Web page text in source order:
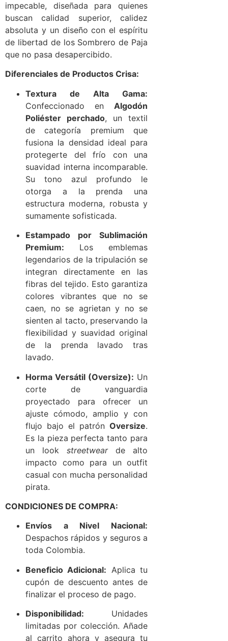
impecable, diseñada para quienes
buscan calidad superior, calidez
absoluta y un diseño con el espíritu
de libertad de los Sombrero de Paja
que no pasa desapercibido.
Diferenciales de Productos Crisa:
Textura de Alta Gama:
Confeccionado en Algodón
Poliéster perchado, un textil
de categoría premium que
fusiona la densidad ideal para
protegerte del frío con una
suavidad interna incomparable.
Su tono azul profundo le
otorga a la prenda una
estructura moderna, robusta y
sumamente sofisticada.
Estampado por Sublimación
Premium: Los emblemas
legendarios de la tripulación se
integran directamente en las
fibras del tejido. Esto garantiza
colores vibrantes que no se
caen, no se agrietan y no se
sienten al tacto, preservando la
flexibilidad y suavidad original
de la prenda lavado tras
lavado.
Horma Versátil (Oversize): Un
corte de vanguardia
proyectado para ofrecer un
ajuste cómodo, amplio y con
flujo bajo el patrón Oversize.
Es la pieza perfecta tanto para
un look streetwearde alto
impacto como para un outfit
casual con mucha personalidad
pirata.
CONDICIONES DE COMPRA:
Envíos a Nivel Nacional:
Despachos rápidos y seguros a
toda Colombia.
Beneficio Adicional: Aplica tu
cupón de descuento antes de
finalizar el proceso de pago.
Disponibilidad: Unidades
limitadas por colección. Añade
al carrito ahora y asegura tu